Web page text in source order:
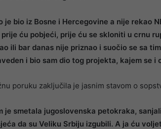
je bio iz Bosne i Hercegovine a nije rekao
prije ću pobjeći, prije ću se skloniti u crnu
ili bar danas nije priznao i suočio se sa
i bio sam dio tog projekta, kajem se i
poruku zaključila je jasnim stavom o
je smetala jugoslovenska petokraka,
da su Veliku Srbiju izgubili. A ja ću